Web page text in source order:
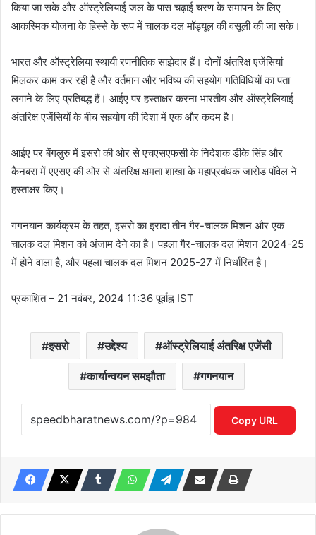
किया जा सके और ऑस्ट्रेलियाई जल के पास चढ़ाई चरण के समापन के लिए
आकस्मिक योजना के हिस्से के रूप में चालक दल मॉड्यूल की वसूली की जा सके।
भारत और ऑस्ट्रेलिया स्थायी रणनीतिक साझेदार हैं। दोनों अंतरिक्ष एजेंसियां ​​
मिलकर काम कर रही हैं और वर्तमान और भविष्य की सहयोग गतिविधियों का पता
लगाने के लिए प्रतिबद्ध हैं। आईए पर हस्ताक्षर करना भारतीय और ऑस्ट्रेलियाई
अंतरिक्ष एजेंसियों के बीच सहयोग की दिशा में एक और कदम है।
आईए पर बेंगलुरु में इसरो की ओर से एचएसएफसी के निदेशक डीके सिंह और
कैनबरा में एएसए की ओर से अंतरिक्ष क्षमता शाखा के महाप्रबंधक जारोड पॉवेल ने
हस्ताक्षर किए।
गगनयान कार्यक्रम के तहत, इसरो का इरादा तीन गैर-चालक मिशन और एक
चालक दल मिशन को अंजाम देने का है। पहला गैर-चालक दल मिशन 2024-25
में होने वाला है, और पहला चालक दल मिशन 2025-27 में निर्धारित है।
प्रकाशित– 21 नवंबर, 2024 11:36 पूर्वाह्न IST
इसरो उद्देश्य ऑस्ट्रेलियाई अंतरिक्ष एजेंसी
कार्यान्वयन समझौता गगनयान
Copy URL